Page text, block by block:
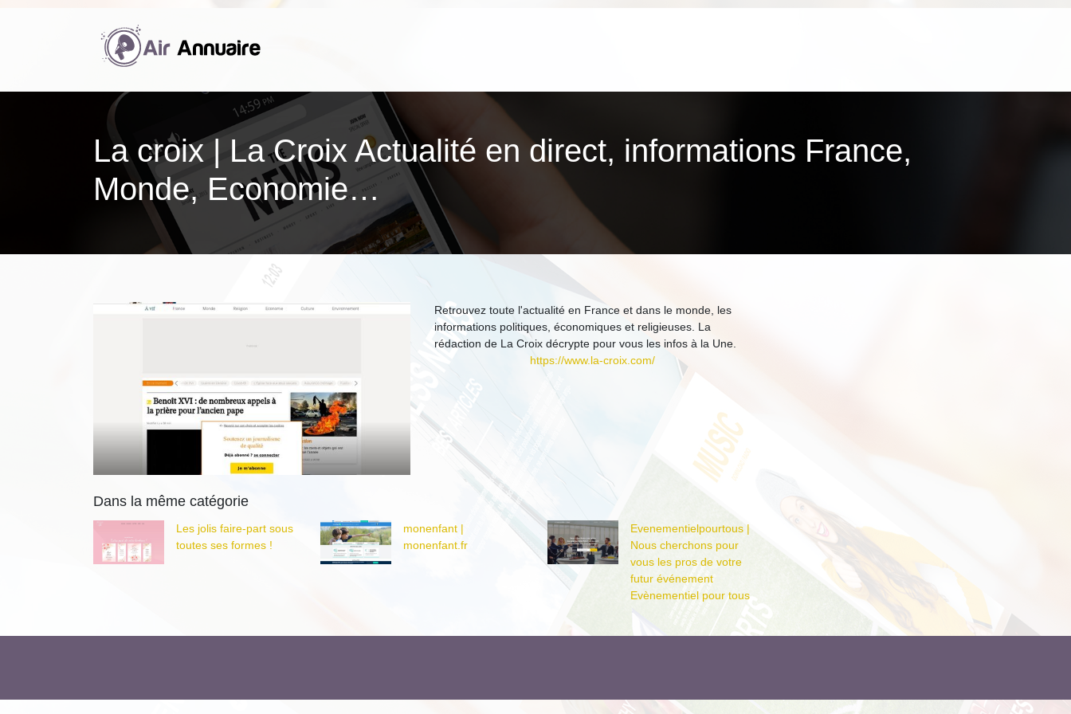
La croix | La Croix Actualité en direct, infor­ma­tions France,
Monde, Economie…
Retrouvez toute l'actualité en France et dans le monde, les
informations politiques, économiques et religieuses. La
rédaction de La Croix décrypte pour vous les infos à la Une.
https://www.la-croix.com/
Dans la même catégorie
Les jolis faire-part sous
toutes ses formes !
monenfant |
monenfant.fr
Evene­men­tielpour­tous |
Nous cherchons pour
vous les pros de votre
futur événement
Evène­men­tiel pour tous